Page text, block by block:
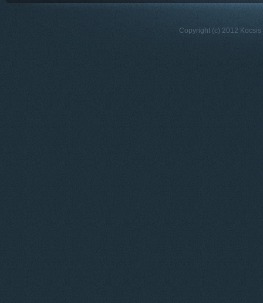
Copyright (c) 2012